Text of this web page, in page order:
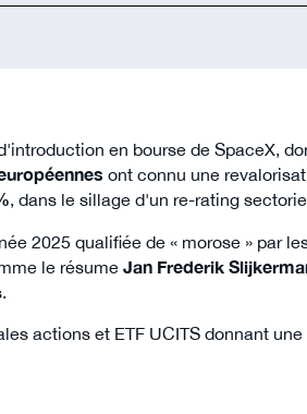
en bourse de SpaceX,
ont connu une
, dans le sillage d'un re-rating
2025 qualifiée de « morose » par
le résumeJan Frederik
actions et ETF UCITS donnant